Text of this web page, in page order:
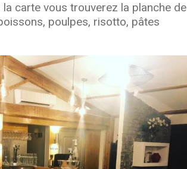
carte vous trouverez la planche de
poulpes, risotto, pâtes